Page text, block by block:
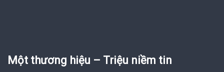
Một thương hiệu – Triệu niềm tin